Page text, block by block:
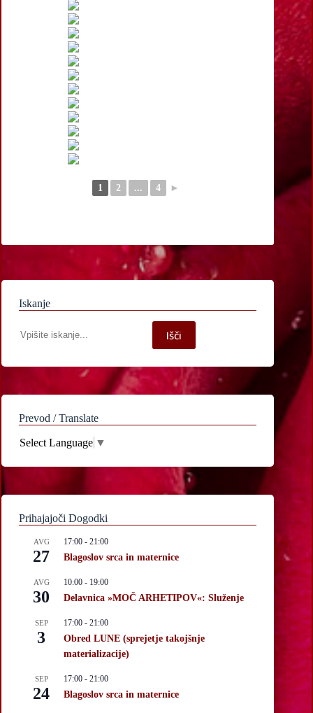
1 2 ... 4 ►
Iskanje
po
Išči
Prevod / Translate
Select Language ▼
Prihajajoči Dogodki
AVG
27
17:00 - 21:00
Blagoslov srca in maternice
AVG
30
10:00 - 19:00
Delavnica »MOČ ARHETIPOV«: Služenje
SEP
3
17:00 - 21:00
Obred LUNE (sprejetje takojšnje
materializacije)
SEP
24
17:00 - 21:00
Blagoslov srca in maternice